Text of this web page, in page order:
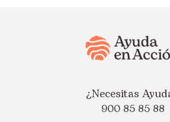
¿Necesitas
900 85 85 88